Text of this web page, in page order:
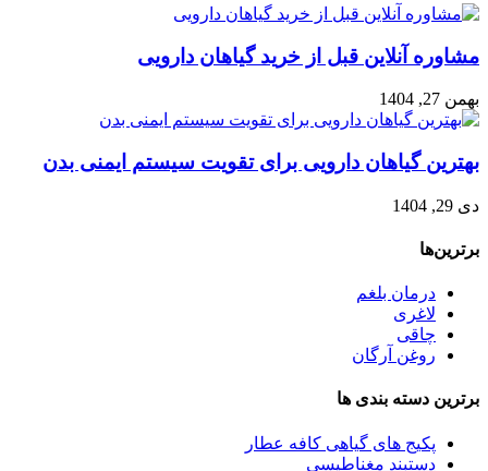
مشاوره آنلاین قبل از خرید گیاهان دارویی
بهمن 27, 1404
بهترین گیاهان دارویی برای تقویت سیستم ایمنی بدن
دی 29, 1404
برترین‌ها
درمان بلغم
لاغری
چاقی
روغن آرگان
برترین‌ دسته بندی ها
پکیج های گیاهی کافه عطار
دستبند مغناطیسی